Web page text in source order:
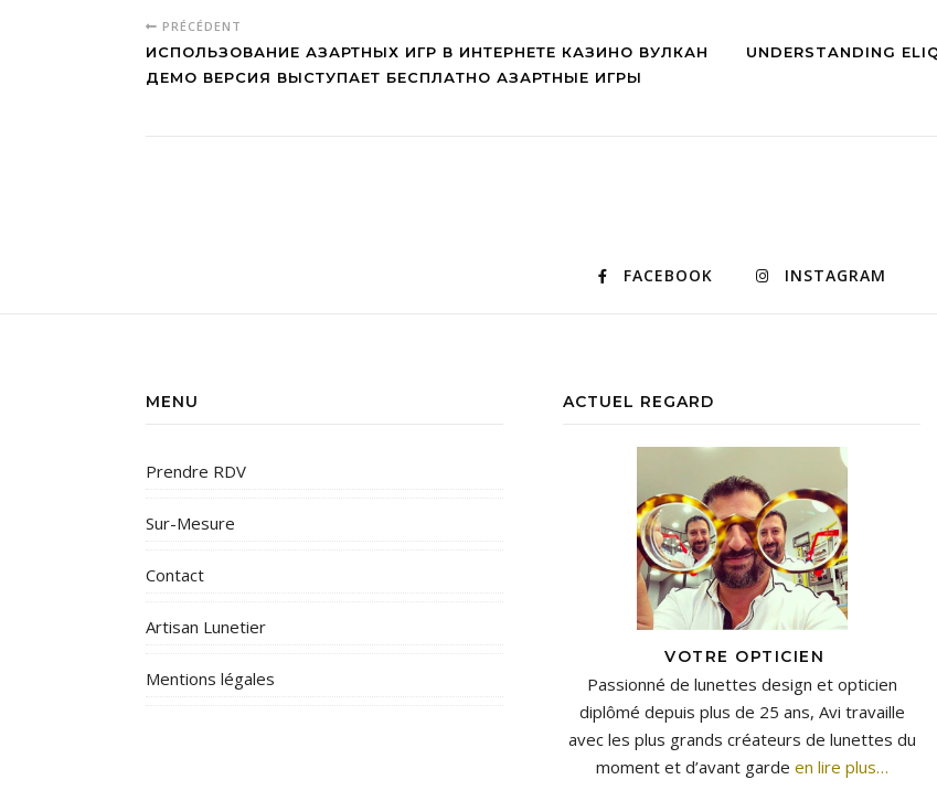
PRÉCÉDENT
ИСПОЛЬЗОВАНИЕ АЗАРТНЫХ ИГР В ИНТЕРНЕТЕ КАЗИНО ВУЛКАН
ДЕМО ВЕРСИЯ ВЫСТУПАЕТ БЕСПЛАТНО АЗАРТНЫЕ ИГРЫ
UNDERSTANDING
FACEBOOK INSTAGRAM
MENU
Prendre RDV
Sur-Mesure
Contact
Artisan Lunetier
Mentions légales
ACTUEL REGARD
VOTRE OPTICIEN
Passionné de lunettes design et opticien
diplômé depuis plus de 25 ans, Avi travaille
avec les plus grands créateurs de lunettes du
moment et d’avant garde en lire plus…